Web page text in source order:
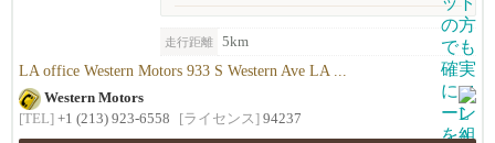
走行距離 5km
LA office Western Motors 933 S Western Ave LA ...
Western Motors
[TEL] +1 (213) 923-6558 [ライセンス] 94237